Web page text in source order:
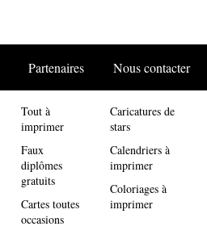
Partenaires Nous contacter
Tout à
imprimer
Faux
diplômes
gratuits
Cartes toutes
occasions
Caricatures de
stars
Calendriers à
imprimer
Coloriages à
imprimer